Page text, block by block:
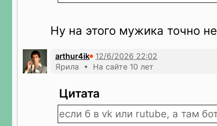
Ну на этого мужика точно
arthur4ik
Ярила • На сайте 10 лет
Цитата
если б в vk или rutube, а там